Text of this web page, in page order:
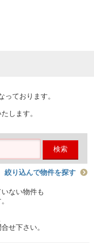
っております。
します。
検索
絞り込んで物件を探す
ない物件も
せ下さい。